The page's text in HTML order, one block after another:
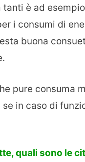
è ad
i consumi di
buona
pure consuma
in caso di
quali sono le